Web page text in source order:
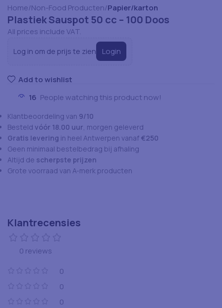
Home Non-Food Producten Papier/karton
Plastiek Sauspot 50 cc – 100 Doos
All prices include VAT.
Log in om de prijs te zien Login
Add to wishlist
16 People watching this product now!
Klantbeoordeling van 9/10
Besteld vóór 18.00 uur, morgen geleverd
Gratis levering in heel Antwerpen vanaf €250
Geen minimaal bestelbedrag bij afhaling
Altijd de scherpste prijzen
Grote voorraad van A-merk producten
Klantrecensies
0 reviews
0
0
0